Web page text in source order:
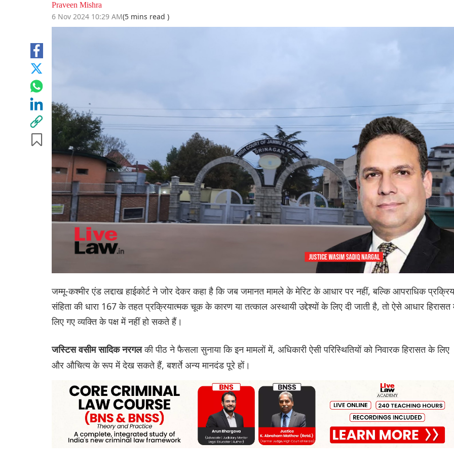
Praveen Mishra
6 Nov 2024 10:29 AM(5 mins read )
जम्मू-कश्मीर एंड लद्दाख हाईकोर्ट ने जोर देकर कहा है कि जब जमानत मामले के मेरिट के आधार पर नहीं, बल्कि आपराधिक
संहिता की धारा 167 के तहत प्रक्रियात्मक चूक के कारण या तत्काल अस्थायी उद्देश्यों के लिए दी जाती है, तो ऐसे आधार हिरासत
लिए गए व्यक्ति के पक्ष में नहीं हो सकते हैं।
जस्टिस वसीम सादिक नरगलकी पीठ ने फैसला सुनाया कि इन मामलों में, अधिकारी ऐसी परिस्थितियों को निवारक हिरासत के लिए
और औचित्य के रूप में देख सकते हैं, बशर्ते अन्य मानदंड पूरे हों।